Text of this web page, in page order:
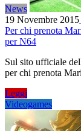
News
19 Novembre 2015
Per chi prenota
per N64
Sul sito ufficiale
per chi prenota
Leggi
Videogames